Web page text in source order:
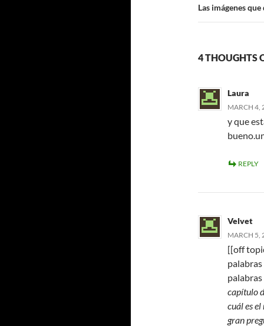
Las imágenes
4 THOUGHTS
Laura
MARCH 4,
y que
REPLY
Velvet
MARCH 5,
[[off
capítulo
cuál es
gran